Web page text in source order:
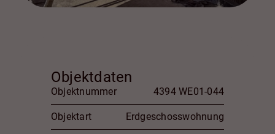
Objektdaten
Objektnummer 4394 WE01-044
Objektart Erdgeschosswohnung